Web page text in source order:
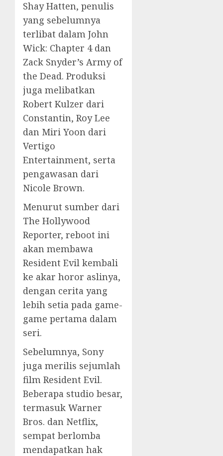
Shay Hatten, penulis
yang sebelumnya
terlibat dalam John
Wick: Chapter 4 dan
Zack Snyder’s Army of
the Dead. Produksi
juga melibatkan
Robert Kulzer dari
Constantin, Roy Lee
dan Miri Yoon dari
Vertigo
Entertainment, serta
pengawasan dari
Nicole Brown.
Menurut sumber dari
The Hollywood
Reporter, reboot ini
akan membawa
Resident Evil kembali
ke akar horor aslinya,
dengan cerita yang
lebih setia pada game-
game pertama dalam
seri.
Sebelumnya, Sony
juga merilis sejumlah
film Resident Evil.
Beberapa studio besar,
termasuk Warner
Bros. dan Netflix,
sempat berlomba
mendapatkan hak